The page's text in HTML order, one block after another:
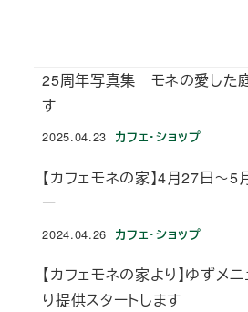
25周年写真集 モネの愛した
す
投稿日
2025.04.23 カフェ・ショップ
【カフェモネの家】4月27日～5
ー
投稿日
2024.04.26 カフェ・ショップ
【カフェモネの家より】ゆずメ
り提供スタートします